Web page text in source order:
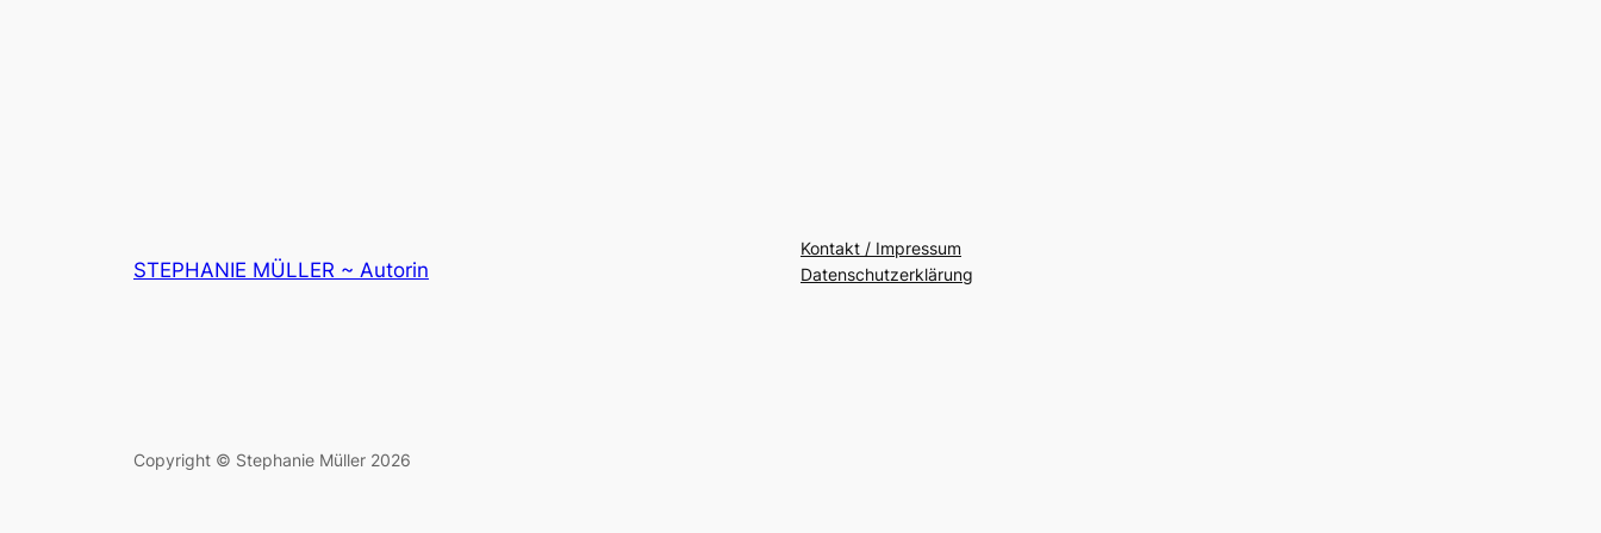
STEPHANIE MÜLLER ~ Autorin
Kontakt / Impressum
Datenschutzerklärung
Copyright © Stephanie Müller 2026